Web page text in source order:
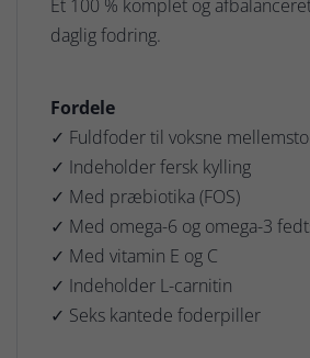
Et 100 % komplet og
daglig fodring.
Fordele
✓ Fuldfoder til voksne
✓ Indeholder fersk kylling
✓ Med præbiotika (FOS)
✓ Med omega-6 og omega-3
✓ Med vitamin E og C
✓ Indeholder L-carnitin
✓ Seks kantede foderpiller